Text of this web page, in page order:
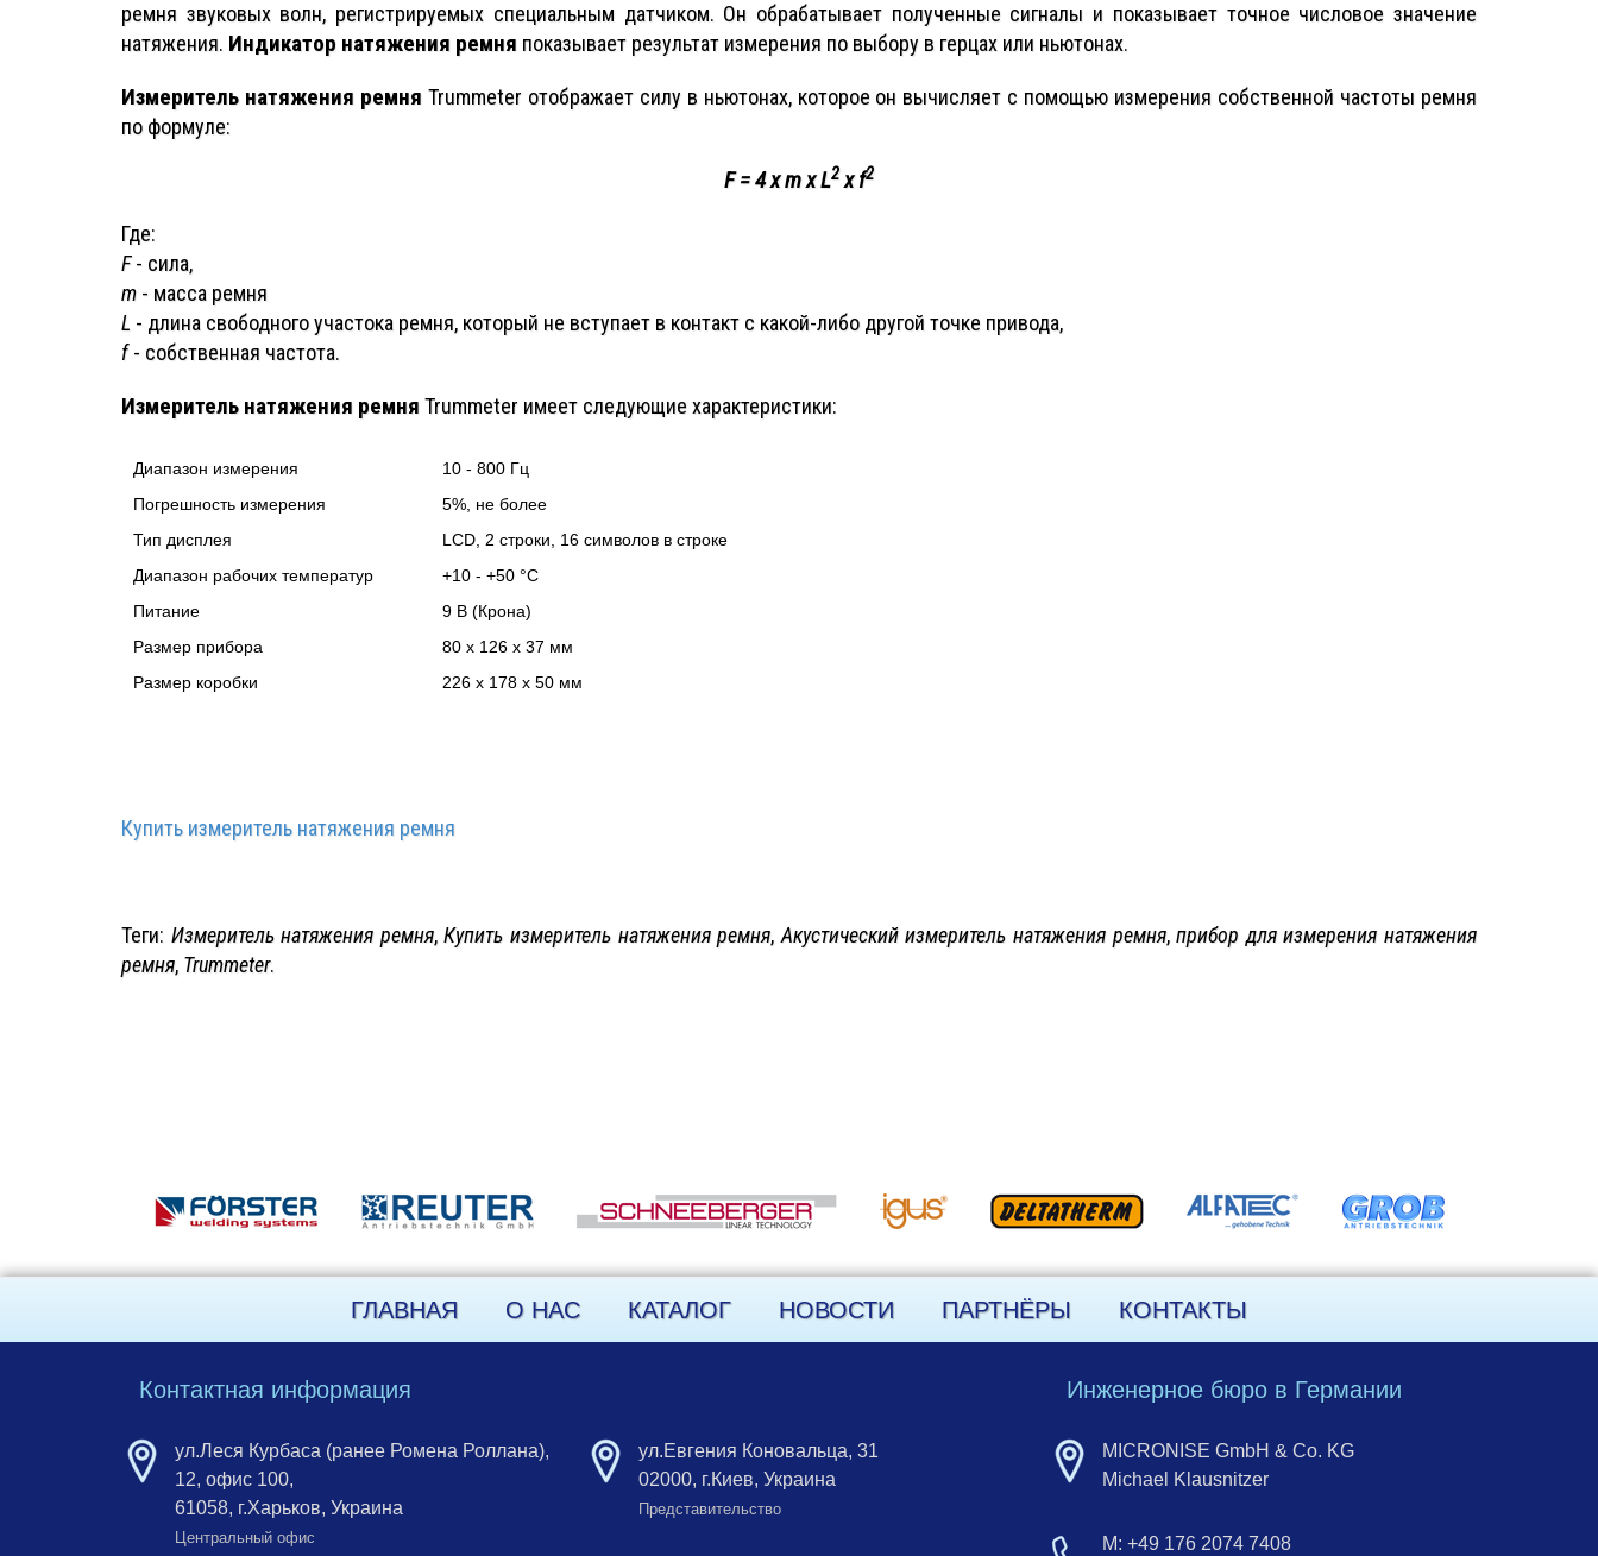
ремня звуковых волн, регистрируемых специальным датчиком. Он обрабатывает полученные сигналы и показывает точное числовое значение
натяжения. Индикатор натяжения ремня показывает результат измерения по выбору в герцах или ньютонах.
Измеритель натяжения ремня Trummeter отображает силу в ньютонах, которое он вычисляет с помощью измерения собственной частоты ремня
по формуле:
F = 4 x m x L2x f2
Где:
F- сила,
m - масса ремня
L - длина свободного участока ремня, который не вступает в контакт с какой-либо другой точке привода,
f- собственная частота.
Измеритель натяжения ремня Trummeter имеет следующие характеристики:
Диапазон измерения
10 - 800 Гц
Погрешность измерения
5%, не более
Тип дисплея
LCD, 2 строки, 16 символов в строке
Диапазон рабочих температур
+10 - +50 °C
Питание
9 В (Крона)
Размер прибора
80 x 126 x 37 мм
Размер коробки
226 x 178 x 50 мм
Купить измеритель натяжения ремня
Теги: Измеритель натяжения ремня,Купить измеритель натяжения ремня, Акустический измеритель натяжения ремня,прибор для измерения натяжения
ремня, Trummeter.
ГЛАВНАЯ О НАС КАТАЛОГ НОВОСТИ ПАРТНЁРЫ КОНТАКТЫ
Контактная информация
ул.Леся Курбаса (ранее Ромена Роллана),
12, офис 100,
61058, г.Харьков, Украина
Центральный офис
ул.Евгения Коновальца, 31
02000, г.Киев, Украина
Представительство
Инженерное бюро в Германии
MICRONISE GmbH & Co. KG
Michael Klausnitzer
M: +49 176 2074 7408